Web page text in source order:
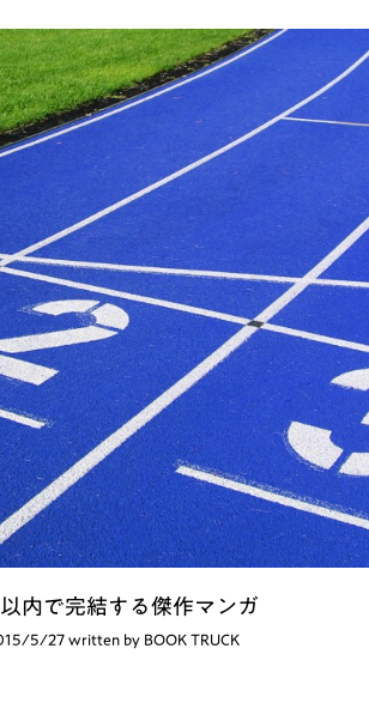
内で完結する傑作マンガ
5/27 written by BOOK TRUCK